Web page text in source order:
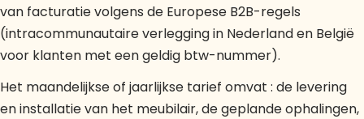
van facturatie volgens de Europese B2B-regels
(intracommunautaire verlegging in Nederland en België
voor klanten met een geldig btw-nummer).
Het maandelijkse of jaarlijkse tarief omvat : de levering
en installatie van het meubilair, de geplande ophalingen,